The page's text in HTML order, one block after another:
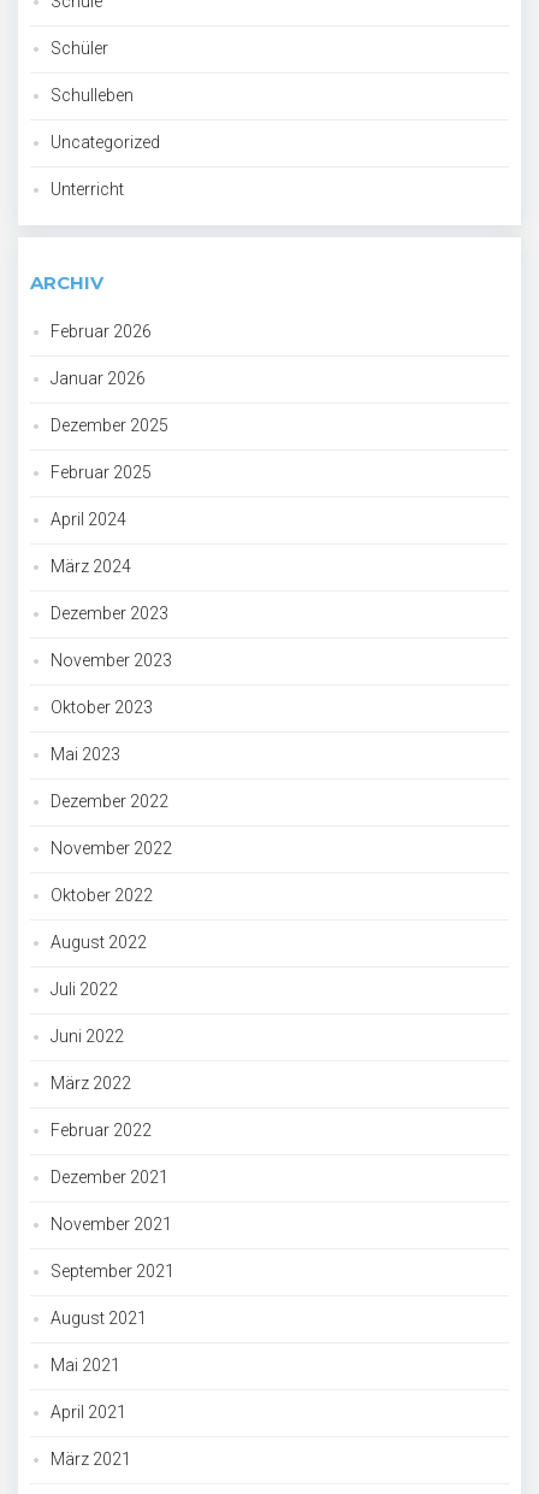
Schüler
Schulleben
Uncategorized
Unterricht
ARCHIV
Februar 2026
Januar 2026
Dezember 2025
Februar 2025
April 2024
März 2024
Dezember 2023
November 2023
Oktober 2023
Mai 2023
Dezember 2022
November 2022
Oktober 2022
August 2022
Juli 2022
Juni 2022
März 2022
Februar 2022
Dezember 2021
November 2021
September 2021
August 2021
Mai 2021
April 2021
März 2021